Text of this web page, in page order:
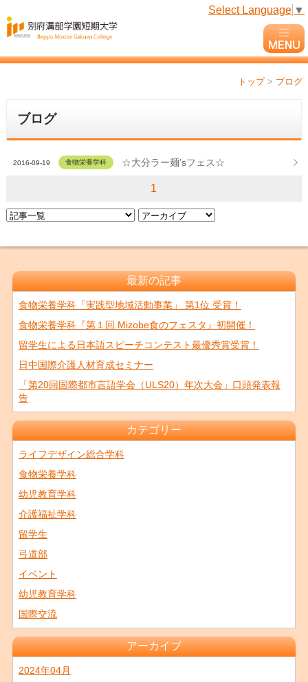
Select Language ▼
トップ > ブログ
ブログ
2016-09-19 食物栄養学科 ☆大分ラー麺’sフェス☆
1
最新の記事
食物栄養学科「実践型地域活動事業」 第1位 受賞！
食物栄養学科『第１回 Mizobe食のフェスタ』初開催！
留学生による日本語スピーチコンテスト最優秀賞受賞！
日中国際介護人材育成セミナー
「第20回国際都市言語学会（ULS20）年次大会」口頭発表報
告
カテゴリー
ライフデザイン総合学科
食物栄養学科
幼児教育学科
介護福祉学科
留学生
弓道部
イベント
幼児教育学科
国際交流
アーカイブ
2024年04月